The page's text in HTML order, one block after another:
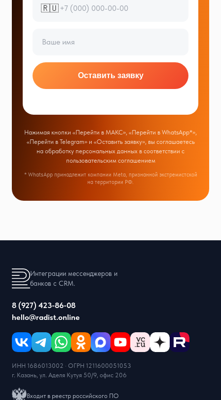
🇷🇺
Оставить заявку
Нажимая кнопки «Перейти в МАКС», «Перейти в WhatsApp*»,
«Перейти в Telegram» и «Оставить заявку», вы соглашаетесь
на обработку персональных данных в соответствии с
пользовательским соглашением
* WhatsApp принадлежит компании Meta, признанной экстремистской
на территории РФ.
Интеграции мессенджеров и
банков с CRM.
8 (927) 423-86-08
hello@radist.online
ИНН 1686013002 · ОГРН 1211600051053
г. Казань, ул. Аделя Кутуя 50/9, офис 206
Входит в реестр российского ПО